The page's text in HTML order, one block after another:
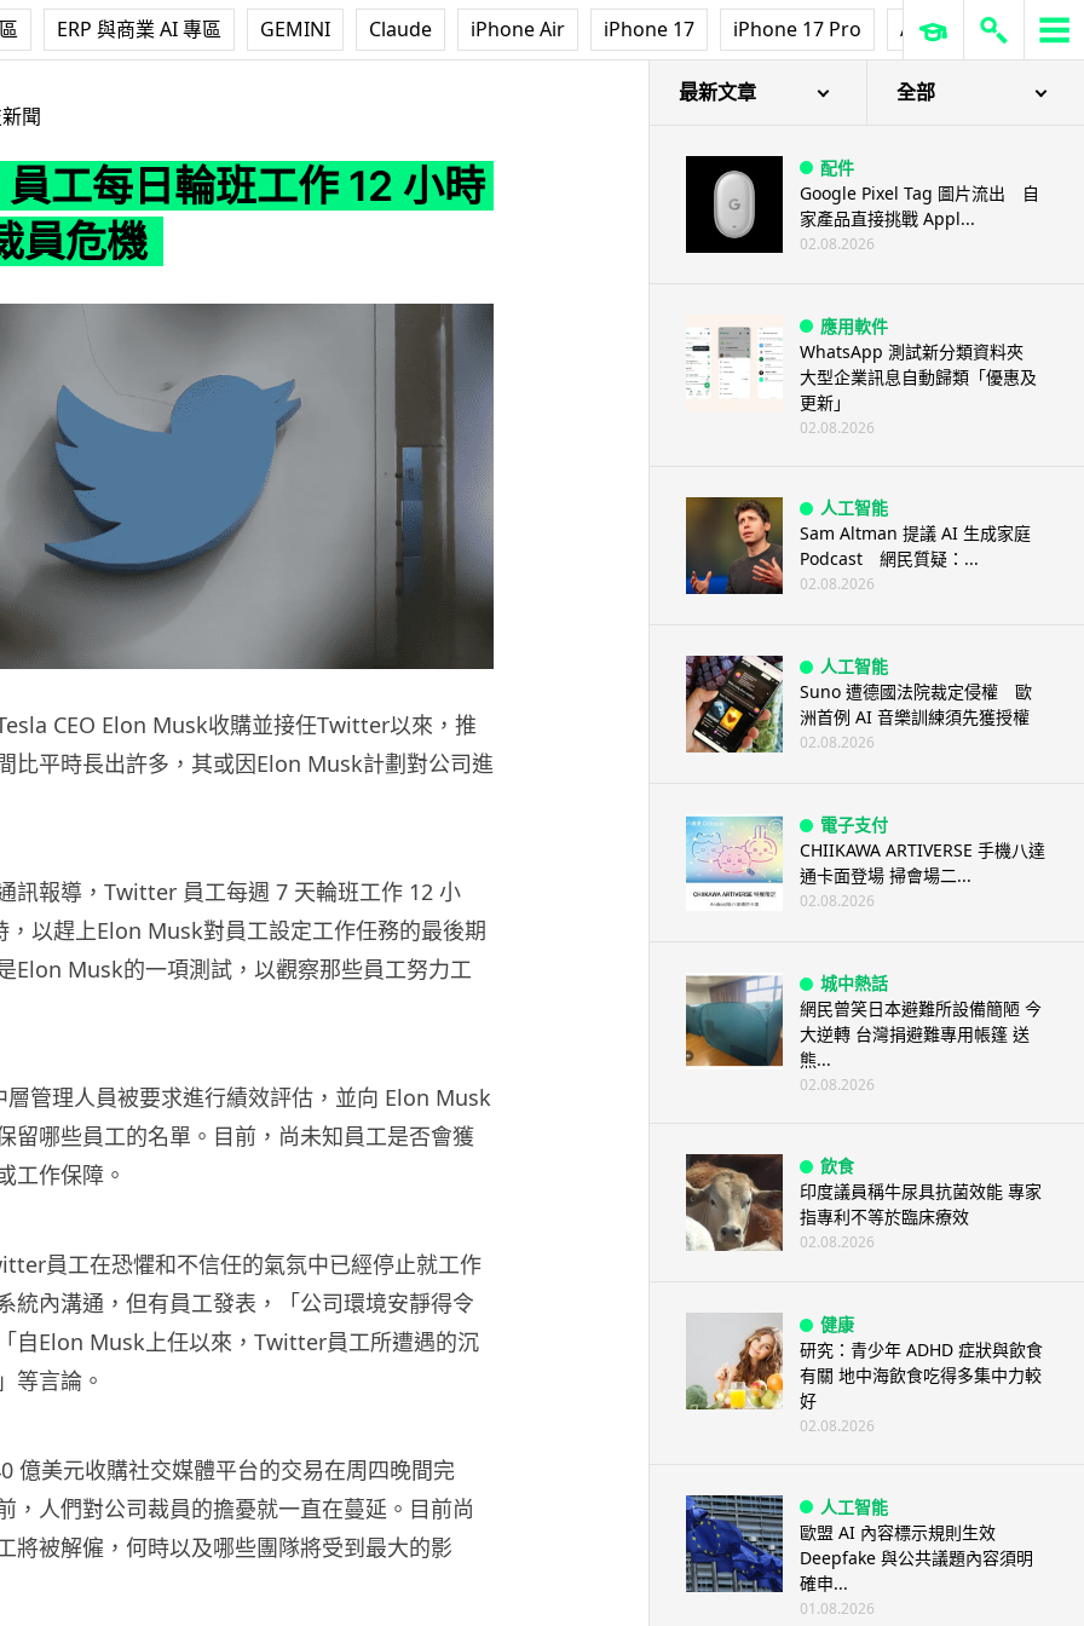
ERP 與商業 AI 專區 GEMINI Claude iPhone Air iPhone 17 iPhone 17 Pro AirPods Pro 3
聞
工每日輪班工作 12 小時
員危機
CEO Elon Musk收購並接任Twitter以來，推
比平時長出許多，其或因Elon Musk計劃對公司進
訊報導，Twitter 員工每週 7 天輪班工作 12 小
，以趕上Elon Musk對員工設定工作任務的最後期
Elon Musk的一項測試，以觀察那些員工努力工
管理人員被要求進行績效評估，並向 Elon Musk
留哪些員工的名單。目前，尚未知員工是否會獲
工作保障。
員工在恐懼和不信任的氣氛中已經停止就工作
統內溝通，但有員工發表，「公司環境安靜得令
自Elon Musk上任以來，Twitter員工所遭遇的沉
等言論。
億美元收購社交媒體平台的交易在周四晚間完
，人們對公司裁員的擔憂就一直在蔓延。目前尚
將被解僱，何時以及哪些團隊將受到最大的影
最新文章 全部
配件
Google Pixel Tag 圖片流出 自
家產品直接挑戰 Appl...
02.08.2026
應用軟件
WhatsApp 測試新分類資料夾
大型企業訊息自動歸類「優惠及
更新」
02.08.2026
人工智能
Sam Altman 提議 AI 生成家庭
Podcast 網民質疑：...
02.08.2026
人工智能
Suno 遭德國法院裁定侵權 歐
洲首例 AI 音樂訓練須先獲授權
02.08.2026
電子支付
CHIIKAWA ARTIVERSE 手機八達
通卡面登場 掃會場二...
02.08.2026
城中熱話
網民曾笑日本避難所設備簡陋 今
大逆轉 台灣捐避難專用帳篷 送
熊...
02.08.2026
飲食
印度議員稱牛尿具抗菌效能 專家
指專利不等於臨床療效
02.08.2026
健康
研究：青少年 ADHD 症狀與飲食
有關 地中海飲食吃得多集中力較
好
02.08.2026
人工智能
歐盟 AI 內容標示規則生效
Deepfake 與公共議題內容須明
確申...
01.08.2026